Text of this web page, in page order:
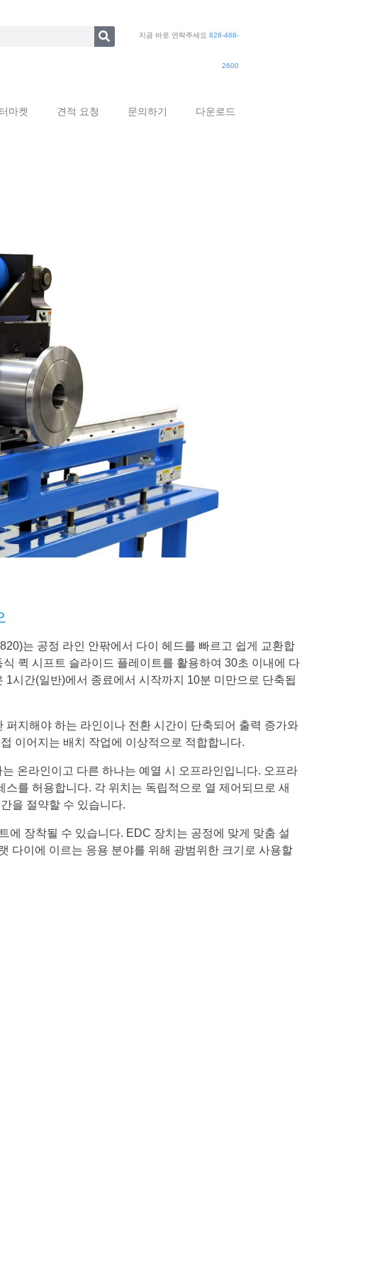
지금 바로 연락주세요828-468-
2600
마켓 견적 요청 문의하기 다운로드
는 공정 라인 안팎에서 다이 헤드를 빠르고 쉽게 교환합
퀵 시프트 슬라이드 플레이트를 활용하여 30초 이내에 다
시간(일반)에서 종료에서 시작까지 10분 미만으로 단축됩
지해야 하는 라인이나 전환 시간이 단축되어 출력 증가와
이어지는 배치 작업에 이상적으로 적합합니다.
온라인이고 다른 하나는 예열 시 오프라인입니다. 오프라
를 허용합니다. 각 위치는 독립적으로 열 제어되므로 새
을 절약할 수 있습니다.
에 장착될 수 있습니다. EDC 장치는 공정에 맞게 맞춤 설
다이에 이르는 응용 분야를 위해 광범위한 크기로 사용할